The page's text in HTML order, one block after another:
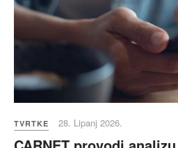
TVRTKE 28. Lipanj 2026.